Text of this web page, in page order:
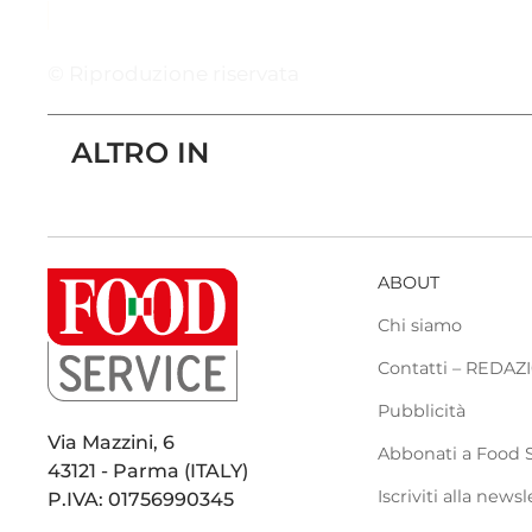
ALTRO IN
Via Mazzini, 6
43121 - Parma (ITALY)
P.IVA: 01756990345
ABOUT
Chi siamo
Contatti –
Pubblicità
Abbonati a Food
Iscriviti alla